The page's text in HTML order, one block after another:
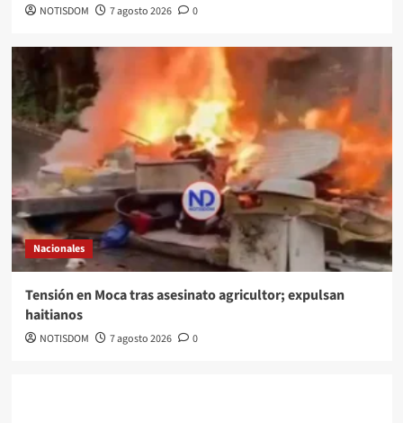
NOTISDOM 7 agosto 2026 0
Nacionales
Tensión en Moca tras asesinato agricultor; expulsan
haitianos
NOTISDOM 7 agosto 2026 0